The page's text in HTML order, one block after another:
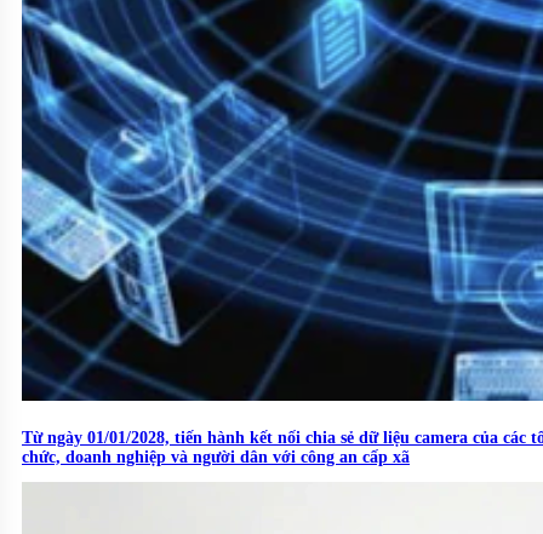
Từ ngày 01/01/2028, tiến hành kết nối chia sẻ dữ liệu camera của các
chức, doanh nghiệp và người dân với công an cấp xã